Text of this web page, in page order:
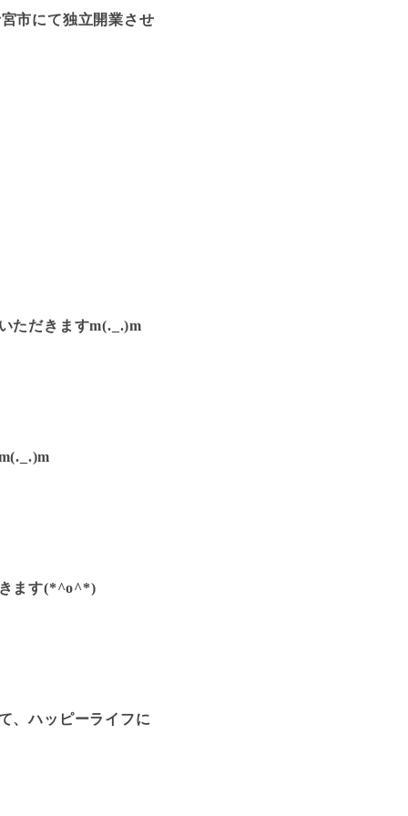
市にて独立開業させ
ただきますm(._.)m
ます(*^o^*)
、ハッピーライフに